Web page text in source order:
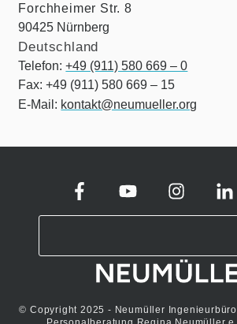
Forchheimer Str. 8
90425 Nürnberg
Deutschland
Telefon:+49 (911) 580 669 – 0
Fax: +49 (911) 580 669 – 15
E-Mail: kontakt@neumueller.org
© Copyright 2025 - Neumüller